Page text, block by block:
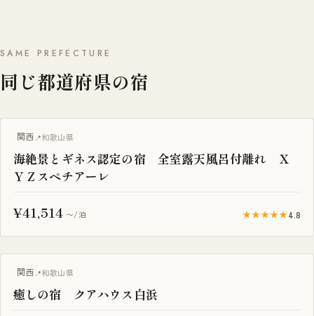
SAME PREFECTURE
同じ都道府県の宿
露天風呂付き客室
関西 和歌山県
海絶景とギネス認定の宿 全室露天風呂付離れ Ｘ
ＹＺスペチアーレ
¥41,514 〜/泊 ★★★★★4.8
関西 和歌山県
癒しの宿 クアハウス白浜